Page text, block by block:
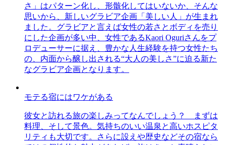
さ」はパターン化し、形骸化してはいないか、そんな
思いから、新しいグラビア企画「美しい人」が生まれ
ました。グラビアと言えば女性の若さとボディを売り
にした企画が多い中、女性であるKaori Oguriさんをプ
ロデューサーに据え、豊かな人生経験を持つ女性たち
の、内面から醸し出される“大人の美しさ”に迫る新た
なグラビア企画となります。
モテる宿にはワケがある
彼女と訪れる旅の楽しみってなんでしょう？ まずは
料理、そして景色。気持ちのいい温泉と高いホスピタ
リティも大切です。さらに設えや歴史などその宿なら